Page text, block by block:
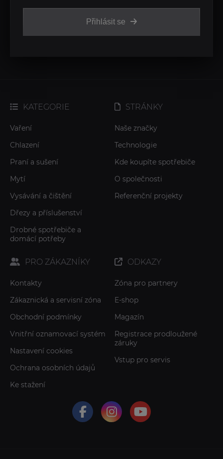
Přihlásit se
KATEGORIE
Vaření
Chlazení
Praní a sušení
Mytí
Vysávání a čištění
Dřezy a příslušenství
Drobné spotřebiče a
domácí potřeby
STRÁNKY
Naše značky
Technologie
Kde koupíte spotřebiče
O společnosti
Referenční projekty
PRO ZÁKAZNÍKY
Kontakty
Zákaznická a servisní zóna
Obchodní podmínky
Vnitřní oznamovací systém
Nastavení cookies
Ochrana osobních údajů
Ke stažení
ODKAZY
Zóna pro partnery
E-shop
Magazín
Registrace prodloužené
záruky
Vstup pro servis